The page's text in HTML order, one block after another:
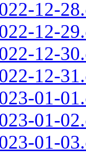
12-
12-
12-
12-
01-
01-
01-